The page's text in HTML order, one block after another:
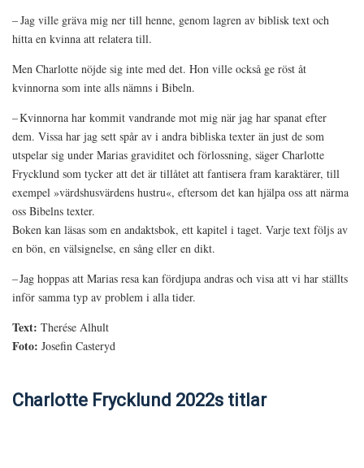
– Jag ville gräva mig ner till henne, genom lagren av biblisk text och
hitta en kvinna att relatera till.
Men Charlotte nöjde sig inte med det. Hon ville också ge röst åt
kvinnorna som inte alls nämns i Bibeln.
– Kvinnorna har kommit vandrande mot mig när jag har spanat efter
dem. Vissa har jag sett spår av i andra bibliska texter än just de som
utspelar sig under Marias graviditet och förlossning, säger Charlotte
Frycklund som tycker att det är tillåtet att fantisera fram karaktärer, till
exempel »värdshusvärdens hustru«, eftersom det kan hjälpa oss att närma
oss Bibelns texter.
Boken kan läsas som en andaktsbok, ett kapitel i taget. Varje text följs av
en bön, en välsignelse, en sång eller en dikt.
– Jag hoppas att Marias resa kan fördjupa andras och visa att vi har ställts
inför samma typ av problem i alla tider.
Text: Therése Alhult
Foto: Josefin Casteryd
Charlotte Frycklund 2022s titlar